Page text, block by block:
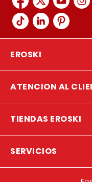
EROSKI
ATENCION AL
TIENDAS EROSKI
SERVICIOS